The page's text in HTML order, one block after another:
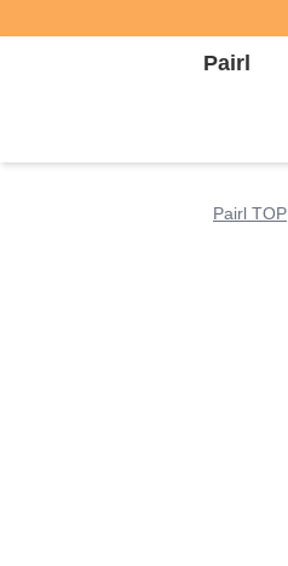
Pairl
Pairl TOP